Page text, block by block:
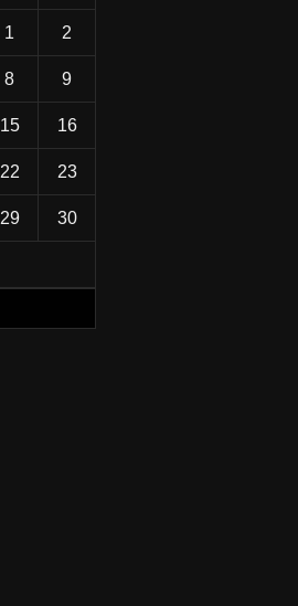
1 2
8 9
15 16
22 23
29 30